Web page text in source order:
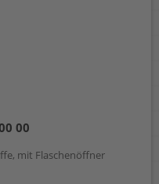
00
mit Flaschenöffner